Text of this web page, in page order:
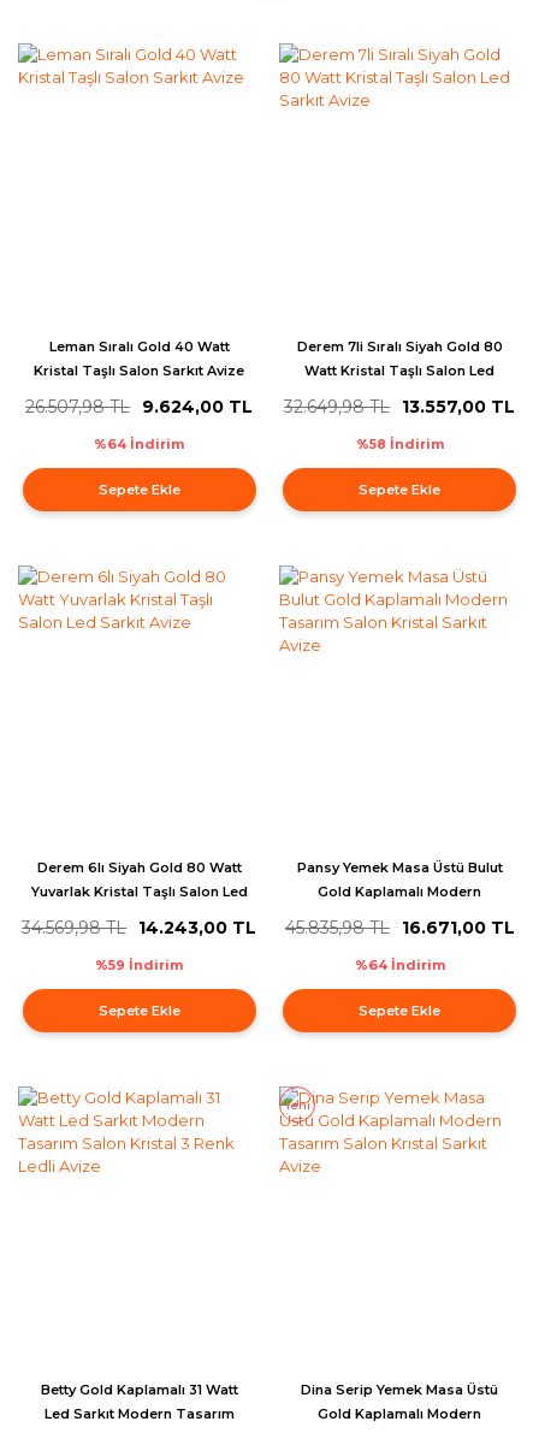
Leman Sıralı Gold 40 Watt
Kristal Taşlı Salon Sarkıt Avize
26.507,98 TL 9.624,00 TL
%64 İndirim
Sepete Ekle
Derem 7li Sıralı Siyah Gold 80
Watt Kristal Taşlı Salon Led
32.649,98 TL 13.557,00 TL
%58 İndirim
Sepete Ekle
Derem 6lı Siyah Gold 80 Watt
Yuvarlak Kristal Taşlı Salon Led
34.569,98 TL 14.243,00 TL
%59 İndirim
Sepete Ekle
Pansy Yemek Masa Üstü Bulut
Gold Kaplamalı Modern
45.835,98 TL 16.671,00 TL
%64 İndirim
Sepete Ekle
Betty Gold Kaplamalı 31 Watt
Led Sarkıt Modern Tasarım
Yeni
Dina Serip Yemek Masa Üstü
Gold Kaplamalı Modern